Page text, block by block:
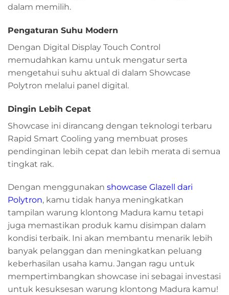
dalam memilih.
Pengaturan Suhu Modern
Dengan Digital Display Touch Control
memudahkan kamu untuk mengatur serta
mengetahui suhu aktual di dalam Showcase
Polytron melalui panel digital.
Dingin Lebih Cepat
Showcase ini dirancang dengan teknologi terbaru
Rapid Smart Cooling yang membuat proses
pendinginan lebih cepat dan lebih merata di semua
tingkat rak.
Dengan menggunakan showcase Glazell dari
Polytron, kamu tidak hanya meningkatkan
tampilan warung klontong Madura kamu tetapi
juga memastikan produk kamu disimpan dalam
kondisi terbaik. Ini akan membantu menarik lebih
banyak pelanggan dan meningkatkan peluang
keberhasilan usaha kamu. Jangan ragu untuk
mempertimbangkan showcase ini sebagai investasi
untuk kesuksesan warung klontong Madura kamu!